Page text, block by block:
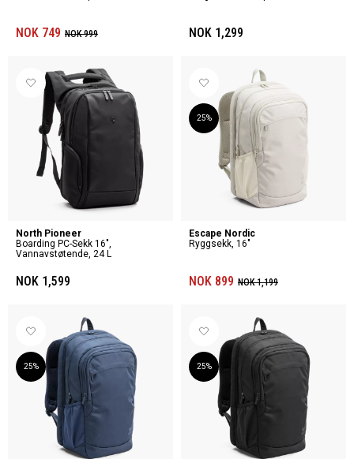
NOK 749 NOK 999 NOK 1,299
Boarding PC-Sekk 16",
Vannavstøtende, 24 L
North Pioneer
NOK 1,599
25%
Ryggsekk, 16"
Escape Nordic
NOK 899 NOK 1,199
25% 25%